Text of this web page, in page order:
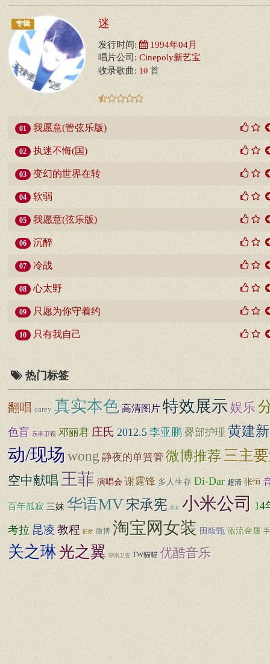
专辑 迷
发行时间: 1994年04月
唱片公司: Cinepoly新艺宝
收录歌曲: 10 首
01 我愿意(管弦乐版)
02 执迷不悔(国)
03 变幻的世界在转
04 软弱
05 我愿意(弦乐版)
06 沉醉
07 冷战
08 心太野
09 只愿为你守着约
10 只有我自己
热门标签
翻唱 carey 真实本色 高清图片 特效展示娱乐
色盲 东南卫视 邓丽君 庄氏 2012.5 李亚鹏 臀部护理 黄建新
动/现场wong 静夜的单簧管 微博推荐 三主
空中献唱 王菲 演唱会 谢霆锋 多人生存 Di-Dar 超清 张恒
百年孤寂 三妹 华语MV宋承宪 美女 小米公司 14
考拉 昆凌教程 旧梦 微博 淘宝网女装 田馥甄 激流金属
关之琳光之翼 湖南卫视 TW貓貓 优酷音乐